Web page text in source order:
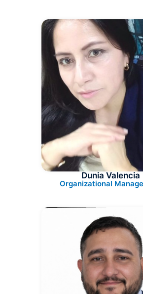
Dunia Valencia
Organizational